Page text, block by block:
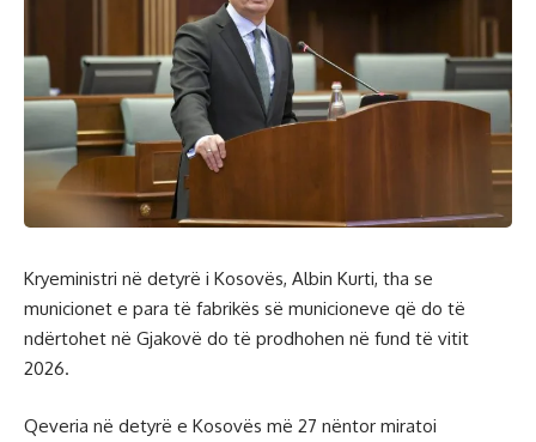
Kryeministri në detyrë i Kosovës, Albin Kurti, tha se
municionet e para të fabrikës së municioneve që do të
ndërtohet në Gjakovë do të prodhohen në fund të vitit
2026.
Qeveria në detyrë e Kosovës më 27 nëntor miratoi